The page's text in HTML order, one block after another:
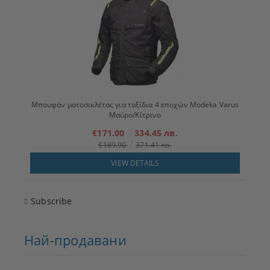
Μπουφάν μοτοσικλέτας για ταξίδια 4 εποχών Modeka Varus
Μαύρο/Κίτρινο
€171.00 334.45 лв.
€189.90
371.41 лв.
VIEW DETAILS
Subscribe
Най-продавани